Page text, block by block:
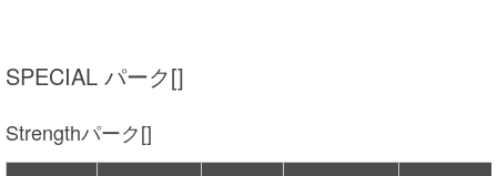
SPECIAL パーク[]
Strengthパーク[]